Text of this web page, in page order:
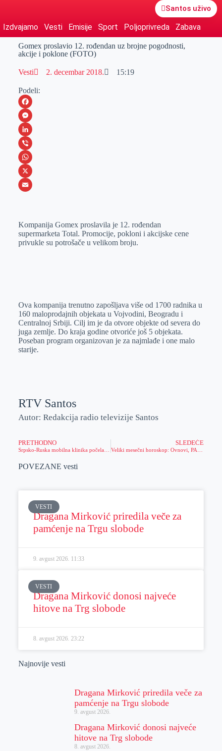
Santos uživo
Izdvajamo Vesti Emisije Sport Poljoprivreda Zabava
Gomex proslavio 12. rođendan uz brojne pogodnosti,
akcije i poklone (FOTO)
Vesti 2. decembar 2018. 15:19
Podeli:
F
a
c
e
b
o
M
e
s
s
e
e
r
L
i
n
k
I
n
V
i
b
W
h
s
A
X
a
i
Kompanija Gomex proslavila je 12. rođendan
supermarketa Total. Promocije, pokloni i akcijske cene
privukle su potrošače u velikom broju.
Ova kompanija trenutno zapošljava više od 1700 radnika u
160 maloprodajnih objekata u Vojvodini, Beogradu i
Centralnoj Srbiji. Cilj im je da otvore objekte od severa do
juga zemlje. Do kraja godine otvoriće još 5 objekata.
Poseban program organizovan je za najmlađe i one malo
starije.
RTV Santos
Autor: Redakcija radio televizije Santos
PRETHODNO
Srpsko-Ruska mobilna klinika počela sa radom
SLEDEĆE
POVEZANE vesti
VESTI
Dragana Mirković priredila veče za
pamćenje na Trgu slobode
9. avgust 2026. 11:33
VESTI
Dragana Mirković donosi najveće
hitove na Trg slobode
8. avgust 2026. 23:22
Najnovije vesti
Dragana Mirković priredila veče za
pamćenje na Trgu slobode
9. avgust 2026.
Dragana Mirković donosi najveće
hitove na Trg slobode
8. avgust 2026.